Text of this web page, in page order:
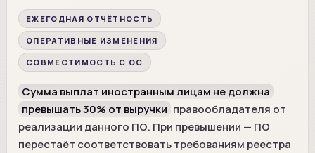
ЕЖЕГОДНАЯ ОТЧЁТНОСТЬ
ОПЕРАТИВНЫЕ ИЗМЕНЕНИЯ
СОВМЕСТИМОСТЬ С ОС
Сумма выплат иностранным лицам не должна
превышать 30% от выручки правообладателя от
реализации данного ПО. При превышении — ПО
перестаёт соответствовать требованиям реестра